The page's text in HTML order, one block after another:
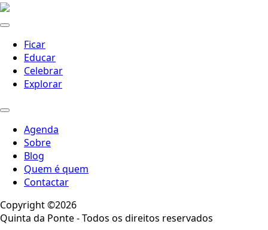
Ficar
Educar
Celebrar
Explorar
Agenda
Sobre
Blog
Quem é quem
Contactar
Copyright ©2026
Quinta da Ponte - Todos os direitos reservados